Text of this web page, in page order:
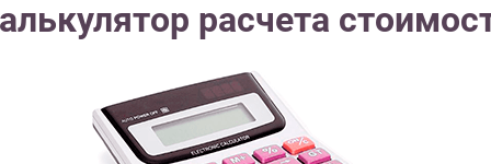
расчета